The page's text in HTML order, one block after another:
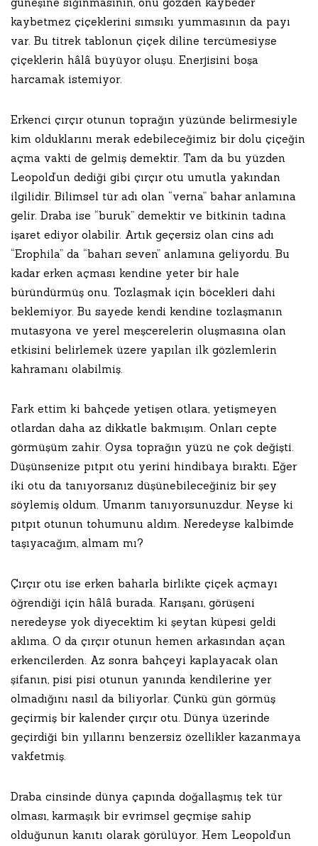
kaybetmez çiçeklerini sımsıkı yummasının da payı
var. Bu titrek tablonun çiçek diline tercümesiyse
çiçeklerin hâlâ büyüyor oluşu. Enerjisini boşa
harcamak istemiyor.
Erkenci çırçır otunun toprağın yüzünde belirmesiyle
kim olduklarını merak edebileceğimiz bir dolu çiçeğin
açma vakti de gelmiş demektir. Tam da bu yüzden
Leopold’un dediği gibi çırçır otu umutla yakından
ilgilidir. Bilimsel tür adı olan “verna” bahar anlamına
gelir. Draba ise “buruk” demektir ve bitkinin tadına
işaret ediyor olabilir. Artık geçersiz olan cins adı
“Erophila” da “baharı seven” anlamına geliyordu. Bu
kadar erken açması kendine yeter bir hale
büründürmüş onu. Tozlaşmak için böcekleri dahi
beklemiyor. Bu sayede kendi kendine tozlaşmanın
mutasyona ve yerel meşcerelerin oluşmasına olan
etkisini belirlemek üzere yapılan ilk gözlemlerin
kahramanı olabilmiş.
Fark ettim ki bahçede yetişen otlara, yetişmeyen
otlardan daha az dikkatle bakmışım. Onları cepte
görmüşüm zahir. Oysa toprağın yüzü ne çok değişti.
Düşünsenize pıtpıt otu yerini hindibaya bıraktı. Eğer
iki otu da tanıyorsanız düşünebileceğiniz bir şey
söylemiş oldum. Umarım tanıyorsunuzdur. Neyse ki
pıtpıt otunun tohumunu aldım. Neredeyse kalbimde
taşıyacağım, almam mı?
Çırçır otu ise erken baharla birlikte çiçek açmayı
öğrendiği için hâlâ burada. Karışanı, görüşeni
neredeyse yok diyecektim ki şeytan küpesi geldi
aklıma. O da çırçır otunun hemen arkasından açan
erkencilerden. Az sonra bahçeyi kaplayacak olan
şifanın, pisi pisi otunun yanında kendilerine yer
olmadığını nasıl da biliyorlar. Çünkü gün görmüş
geçirmiş bir kalender çırçır otu. Dünya üzerinde
geçirdiği bin yıllarını benzersiz özellikler kazanmaya
vakfetmiş.
Draba cinsinde dünya çapında doğallaşmış tek tür
olması, karmaşık bir evrimsel geçmişe sahip
olduğunun kanıtı olarak görülüyor. Hem Leopold’un